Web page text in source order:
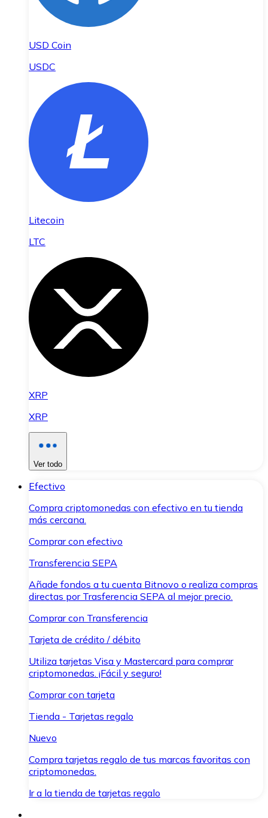
USD Coin
USDC
Litecoin
LTC
XRP
XRP
Ver todo
Efectivo
Compra criptomonedas con efectivo en tu tienda
más cercana.
Comprar con efectivo
Transferencia SEPA
Añade fondos a tu cuenta Bitnovo o realiza compras
directas por Trasferencia SEPA al mejor precio.
Comprar con Transferencia
Tarjeta de crédito / débito
Utiliza tarjetas Visa y Mastercard para comprar
criptomonedas. ¡Fácil y seguro!
Comprar con tarjeta
Tienda - Tarjetas regalo
Nuevo
Compra tarjetas regalo de tus marcas favoritas con
criptomonedas.
Ir a la tienda de tarjetas regalo